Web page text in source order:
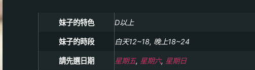
妹子的特色 D以上
妹子的時段 白天12~18, 晚上18~24
請先選日期 星期五, 星期六, 星期日